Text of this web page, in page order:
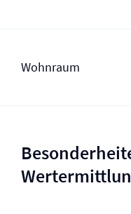
Wohnraum